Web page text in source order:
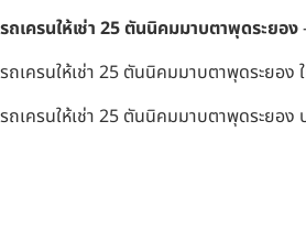
รถเครนให้เช่า 25 ตันนิคมมาบตาพุดระยอง
รถเครนให้เช่า 25 ตันนิคมมาบตาพุดระยอ
รถเครนให้เช่า 25 ตันนิคมมาบตาพุดระยอง